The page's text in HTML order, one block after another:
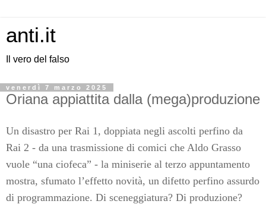
anti.it
Il vero del falso
venerdì 7 marzo 2025
Oriana appiattita dalla (mega)produzione
Un disastro per Rai 1, doppiata negli ascolti perfino da
Rai 2 - da una trasmissione di comici che Aldo Grasso
vuole “una ciofeca” - la miniserie al terzo appuntamento
mostra, sfumato l’effetto novità, un difetto perfino assurdo
di programmazione. Di sceneggiatura? Di produzione?